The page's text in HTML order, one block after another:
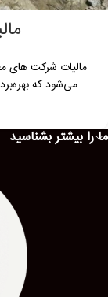
مالیات شرکت های
می‌شود که
ما را بیشتر بشناسید